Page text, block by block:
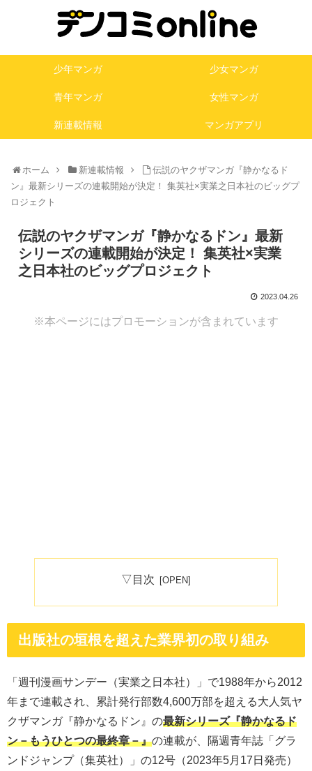
少年マンガ 少女マンガ
青年マンガ 女性マンガ
新連載情報 マンガアプリ
ホーム 新連載情報
伝説のヤクザマンガ『静かなるド
ン』最新シリーズの連載開始が決定！ 集英社×実業之日本社のビッグプ
ロジェクト
伝説のヤクザマンガ『静かなるドン』最新
シリーズの連載開始が決定！ 集英社×実業
之日本社のビッグプロジェクト
2023.04.26
※本ページにはプロモーションが含まれています
▽目次
出版社の垣根を超えた業界初の取り組み
「週刊漫画サンデー（実業之日本社）」で1988年から2012
年まで連載され、累計発行部数4,600万部を超える大人気ヤ
クザマンガ『静かなるドン』の最新シリーズ『静かなるド
ン－もうひとつの最終章－』の連載が、隔週青年誌「グラ
ンドジャンプ（集英社）」の12号（2023年5月17日発売）